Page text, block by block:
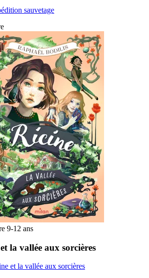
sauvetage
9-12 ans
la vallée aux sorcières
et la vallée aux sorcières